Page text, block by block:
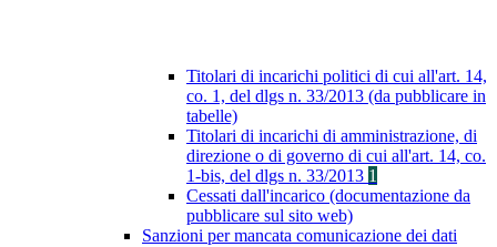
Titolari di incarichi politici di cui all'art. 14,
co. 1, del dlgs n. 33/2013 (da pubblicare in
tabelle)
Titolari di incarichi di amministrazione, di
direzione o di governo di cui all'art. 14, co.
1-bis, del dlgs n. 33/2013 1
Cessati dall'incarico (documentazione da
pubblicare sul sito web)
Sanzioni per mancata comunicazione dei dati